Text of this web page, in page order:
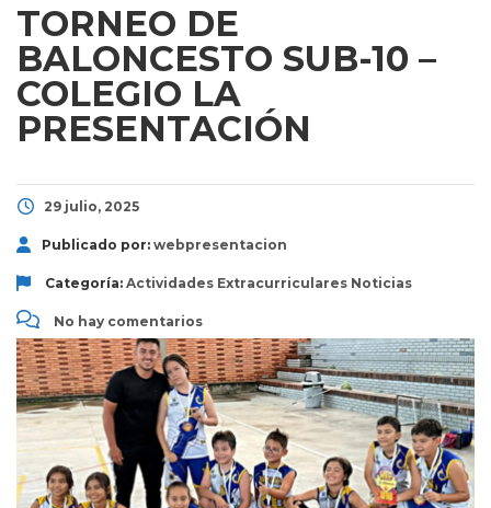
TORNEO DE
BALONCESTO SUB-10 –
COLEGIO LA
PRESENTACIÓN
29 julio, 2025
Publicado por: webpresentacion
Categoría: Actividades Extracurriculares Noticias
No hay comentarios